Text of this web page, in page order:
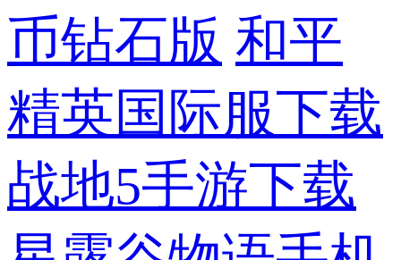
币钻石版 和平
精英国际服下载
战地5手游下载